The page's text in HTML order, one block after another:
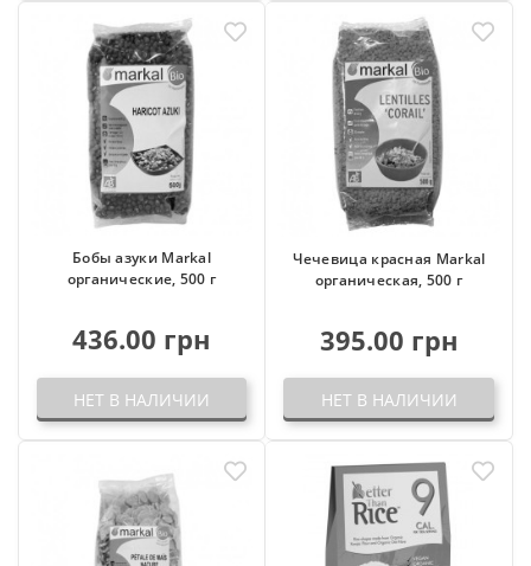
Бобы азуки Markal
органические, 500 г
436.00 грн
НЕТ В НАЛИЧИИ
Чечевица красная Markal
органическая, 500 г
395.00 грн
НЕТ В НАЛИЧИИ